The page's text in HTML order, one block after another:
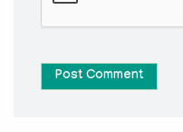
Post Comment